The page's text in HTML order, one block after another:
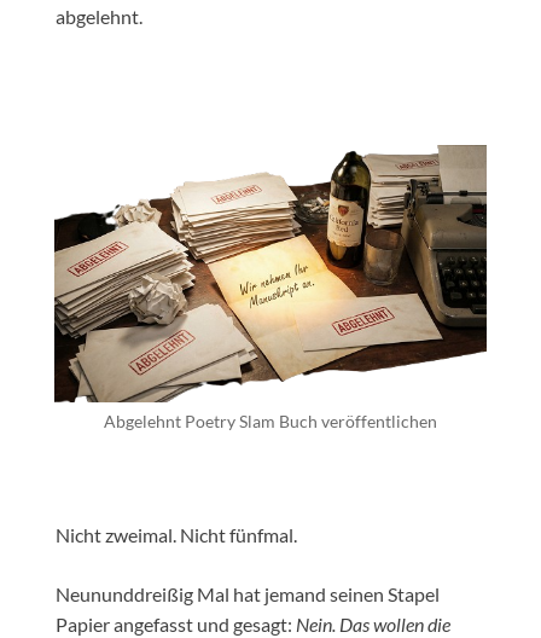
abgelehnt.
Abgelehnt Poetry Slam Buch veröffentlichen
Nicht zweimal. Nicht fünfmal.
Neununddreißig Mal hat jemand seinen Stapel
Papier angefasst und gesagt: Nein. Das wollen die